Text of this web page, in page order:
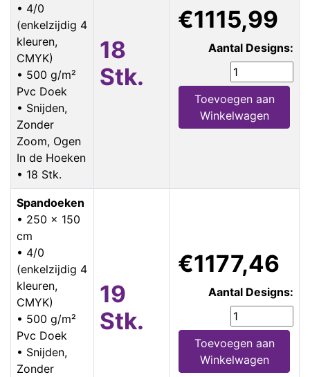
• 4/0
(enkelzijdig 4
kleuren,
CMYK)
• 500 g/m²
Pvc Doek
• Snijden,
Zonder
Zoom, Ogen
In de Hoeken
• 18 Stk.
18
Stk.
€1115,99
Aantal Designs:
Toevoegen aan
Winkelwagen
Spandoeken
• 250 x 150
cm
• 4/0
(enkelzijdig 4
kleuren,
CMYK)
• 500 g/m²
Pvc Doek
• Snijden,
Zonder
19
Stk.
€1177,46
Aantal Designs:
Toevoegen aan
Winkelwagen